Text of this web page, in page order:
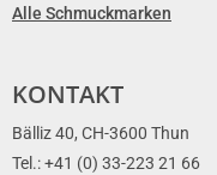
Alle Schmuckmarken
KONTAKT
Bälliz 40, CH-3600 Thun
Tel.: +41 (0) 33-223 21 66